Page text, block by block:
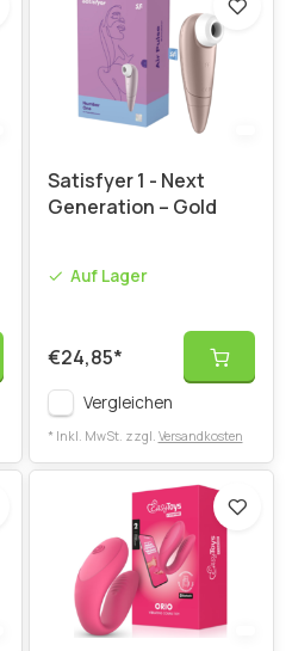
Satisfyer 1 - Next
Generation – Gold
Auf Lager
€24,85*
Vergleichen
* Inkl. MwSt. zzgl. Versandkosten